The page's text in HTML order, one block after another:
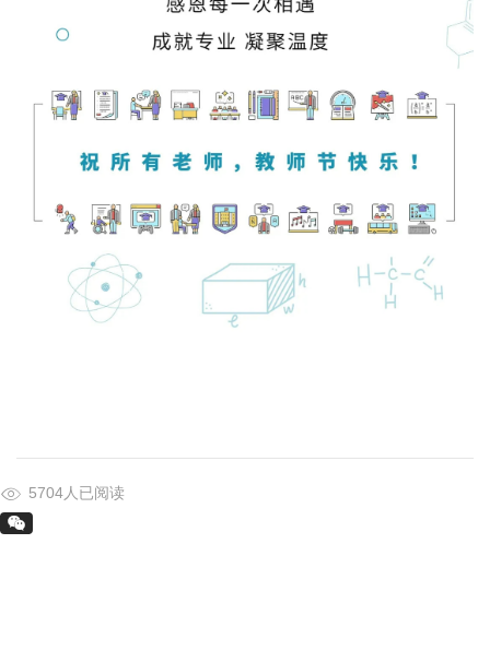
5704人已阅读